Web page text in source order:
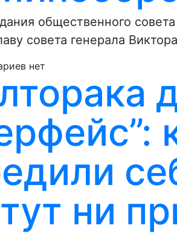
общественного
совета генерала
нет
ни